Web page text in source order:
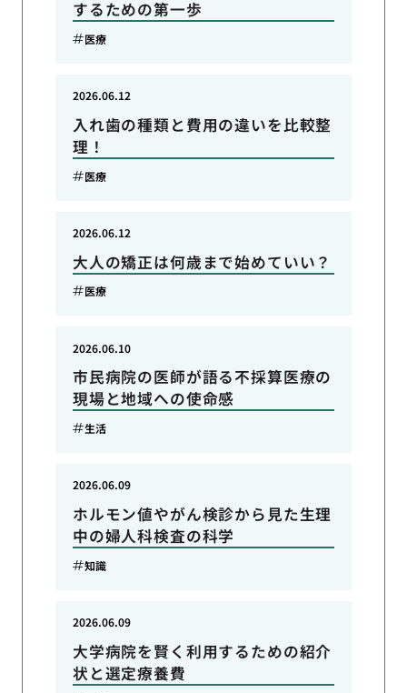
するための第一歩
医療
入れ歯の種類と費用の違いを比較整
理！
2026.06.12
医療
大人の矯正は何歳まで始めていい？
2026.06.12
医療
市民病院の医師が語る不採算医療の
現場と地域への使命感
2026.06.10
生活
ホルモン値やがん検診から見た生理
中の婦人科検査の科学
2026.06.09
知識
大学病院を賢く利用するための紹介
状と選定療養費
2026.06.09